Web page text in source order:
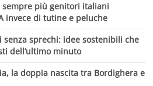
sempre più genitori italiani
invece di tutine e peluche
senza sprechi: idee sostenibili che
dell’ultimo minuto
la doppia nascita tra Bordighera e